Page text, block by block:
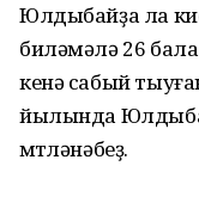
Юлдыбайҙа ла
биләмәлә 26
кенә сабый
йылында
өмөтләнәбеҙ.